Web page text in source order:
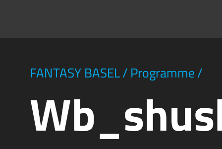
FANTASY BASEL/ Programme/